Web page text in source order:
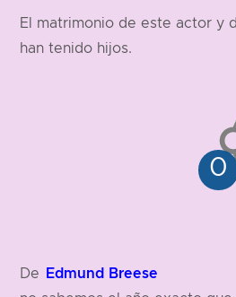
El matrimonio de este actor y
han tenido hijos.
De Edmund Breese